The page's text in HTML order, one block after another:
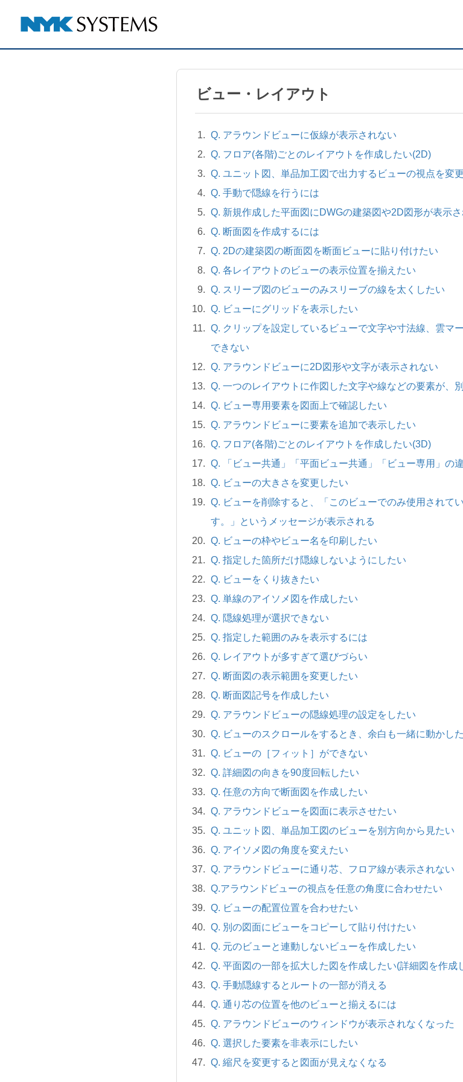
ビュー・レイアウト
Q. アラウンドビューに仮線が表示されない
Q. フロア(各階)ごとのレイアウトを作成したい(2D)
Q. ユニット図、単品加工図で出力するビューの視点を変
Q. 手動で隠線を行うには
Q. 新規作成した平面図にDWGの建築図や2D図形が表示
Q. 断面図を作成するには
Q. 2Dの建築図の断面図を断面ビューに貼り付けたい
Q. 各レイアウトのビューの表示位置を揃えたい
Q. スリーブ図のビューのみスリーブの線を太くしたい
Q. ビューにグリッドを表示したい
Q. クリップを設定しているビューで文字や寸法線、雲マ
できない
Q. アラウンドビューに2D図形や文字が表示されない
Q. 一つのレイアウトに作図した文字や線などの要素が、
Q. ビュー専用要素を図面上で確認したい
Q. アラウンドビューに要素を追加で表示したい
Q. フロア(各階)ごとのレイアウトを作成したい(3D)
Q. 「ビュー共通」「平面ビュー共通」「ビュー専用」の
Q. ビューの大きさを変更したい
Q. ビューを削除すると、「このビューでのみ使用されて
す。」というメッセージが表示される
Q. ビューの枠やビュー名を印刷したい
Q. 指定した箇所だけ隠線しないようにしたい
Q. ビューをくり抜きたい
Q. 単線のアイソメ図を作成したい
Q. 隠線処理が選択できない
Q. 指定した範囲のみを表示するには
Q. レイアウトが多すぎて選びづらい
Q. 断面図の表示範囲を変更したい
Q. 断面図記号を作成したい
Q. アラウンドビューの隠線処理の設定をしたい
Q. ビューのスクロールをするとき、余白も一緒に動かし
Q. ビューの［フィット］ができない
Q. 詳細図の向きを90度回転したい
Q. 任意の方向で断面図を作成したい
Q. アラウンドビューを図面に表示させたい
Q. ユニット図、単品加工図のビューを別方向から見たい
Q. アイソメ図の角度を変えたい
Q. アラウンドビューに通り芯、フロア線が表示されない
Q.アラウンドビューの視点を任意の角度に合わせたい
Q. ビューの配置位置を合わせたい
Q. 別の図面にビューをコピーして貼り付けたい
Q. 元のビューと連動しないビューを作成したい
Q. 平面図の一部を拡大した図を作成したい(詳細図を作成
Q. 手動隠線するとルートの一部が消える
Q. 通り芯の位置を他のビューと揃えるには
Q. アラウンドビューのウィンドウが表示されなくなった
Q. 選択した要素を非表示にしたい
Q. 縮尺を変更すると図面が見えなくなる